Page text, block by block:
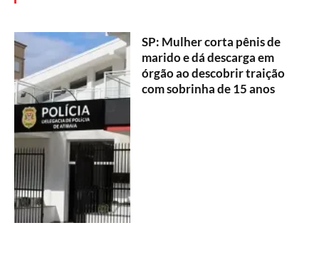
SP: Mulher corta pênis de
marido e dá descarga em
órgão ao descobrir traição
com sobrinha de 15 anos